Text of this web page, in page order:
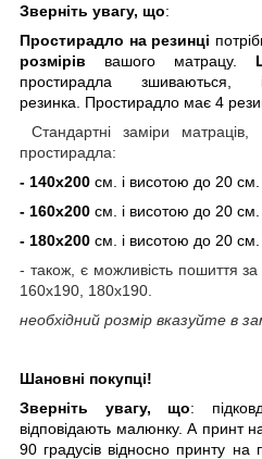
Зверніть увагу, що:
Простирадло на резинці
розмірів вашого матрацу.
простирадла
резинка. Простирадло має 4
Стандартні заміри
простирадла:
- 140х200 см. і висотою до 20 см.
- 160х200 см. і висотою до 20 см.
- 180х200 см. і висотою до 20 см.
- також, є можливість пошиття
160х190, 180х190.
необхідний розмір вказуйте в
Шановні покупці!
Зверніть увагу, що:
відповідають малюнку. А принт
90 градусів відносно принту на